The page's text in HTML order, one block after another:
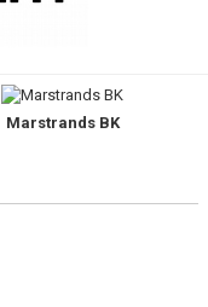
Marstrands BK